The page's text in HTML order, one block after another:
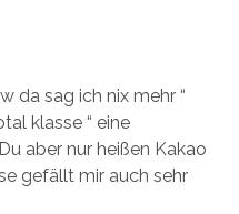
da sag ich nix mehr “
klasse “ eine
aber nur heißen Kakao
gefällt mir auch sehr